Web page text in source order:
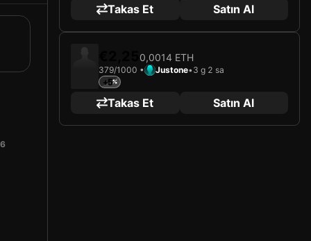
Takas Et Satın Al
0,0014 ETH
379/1000 • Justone•3 g 2 sa
+5
Takas Et Satın Al